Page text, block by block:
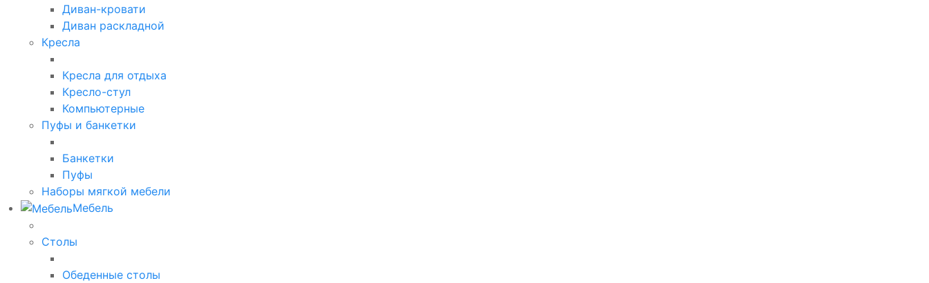
Диван-кровати
Диван раскладной
Кресла
Кресла для отдыха
Кресло-стул
Компьютерные
Пуфы и банкетки
Банкетки
Пуфы
Наборы мягкой мебели
Мебель
Столы
Обеденные столы